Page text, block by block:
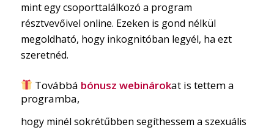
mint egy csoporttalálkozó a program
résztvevőivel online. Ezeken is gond nélkül
megoldható, hogy inkognitóban legyél, ha ezt
szeretnéd.
Továbbá bónusz webinárokat is tettem a
programba,
hogy minél sokrétűbben segíthessem a szexuális